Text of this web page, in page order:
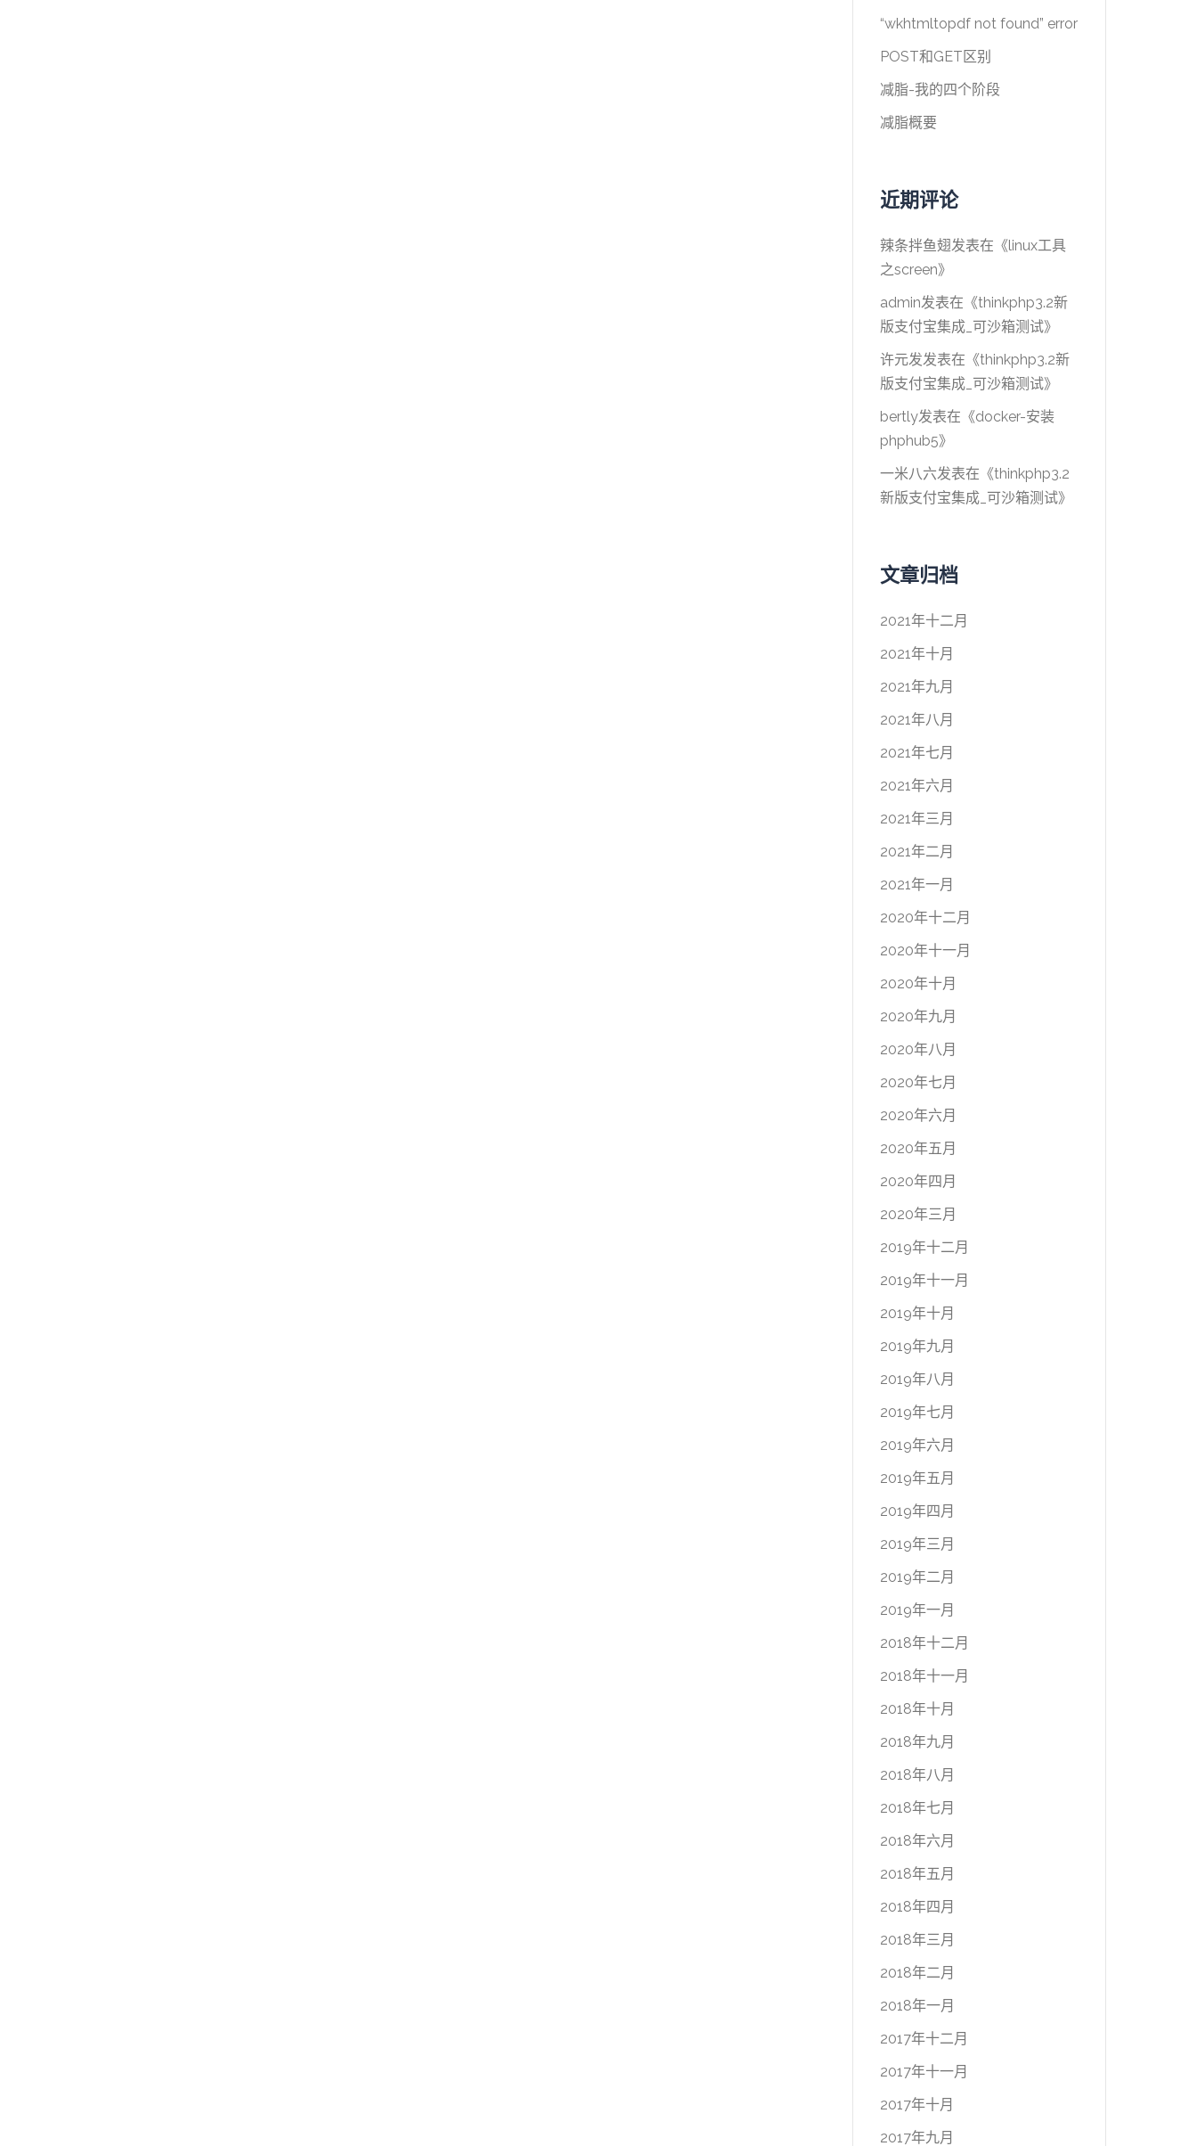
“wkhtmltopdf not found” error
POST和GET区别
减脂-我的四个阶段
减脂概要
近期评论
辣条拌鱼翅发表在《linux工具
之screen》
admin发表在《thinkphp3.2新
版支付宝集成_可沙箱测试》
许元发发表在《thinkphp3.2新
版支付宝集成_可沙箱测试》
bertly发表在《docker-安装
phphub5》
一米八六发表在《thinkphp3.2
新版支付宝集成_可沙箱测试》
文章归档
2021年十二月
2021年十月
2021年九月
2021年八月
2021年七月
2021年六月
2021年三月
2021年二月
2021年一月
2020年十二月
2020年十一月
2020年十月
2020年九月
2020年八月
2020年七月
2020年六月
2020年五月
2020年四月
2020年三月
2019年十二月
2019年十一月
2019年十月
2019年九月
2019年八月
2019年七月
2019年六月
2019年五月
2019年四月
2019年三月
2019年二月
2019年一月
2018年十二月
2018年十一月
2018年十月
2018年九月
2018年八月
2018年七月
2018年六月
2018年五月
2018年四月
2018年三月
2018年二月
2018年一月
2017年十二月
2017年十一月
2017年十月
2017年九月